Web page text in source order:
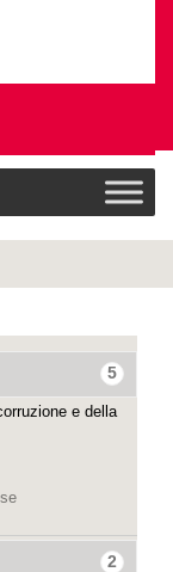
5
e della
2